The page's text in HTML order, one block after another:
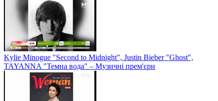
Kylie Minogue "Second to Midnight", Justin Bieber "Ghost",
TAYANNA "Темна вода" – Музичні прем'єри